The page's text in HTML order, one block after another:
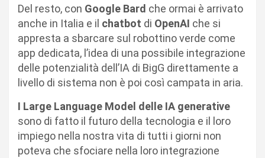
Del resto, con Google Bard che ormai è arrivato
anche in Italia e il chatbot di OpenAI che si
appresta a sbarcare sul robottino verde come
app dedicata, l’idea di una possibile integrazione
delle potenzialità dell’IA di BigG direttamente a
livello di sistema non è poi così campata in aria.
I Large Language Model delle IA generative
sono di fatto il futuro della tecnologia e il loro
impiego nella nostra vita di tutti i giorni non
poteva che sfociare nella loro integrazione